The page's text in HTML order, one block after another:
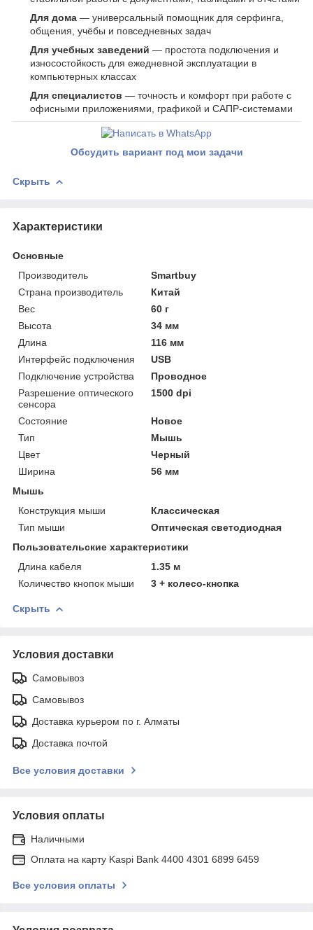
Для дома — универсальный помощник для серфинга,
общения, учёбы и повседневных задач
Для учебных заведений — простота подключения и
износостойкость для ежедневной эксплуатации в
компьютерных классах
Для специалистов — точность и комфорт при работе с
офисными приложениями, графикой и САПР-системами
Обсудить вариант под мои задачи
Скрыть
Характеристики
Основные
Производитель
Smartbuy
Страна производитель
Китай
Вес
60 г
Высота
34 мм
Длина
116 мм
Интерфейс подключения
USB
Подключение устройства
Проводное
Разрешение оптического
сенсора
1500 dpi
Состояние
Новое
Тип
Мышь
Цвет
Черный
Ширина
56 мм
Мышь
Конструкция мыши
Классическая
Тип мыши
Оптическая светодиодная
Пользовательские характеристики
Длина кабеля
1.35 м
Количество кнопок мыши
3 + колесо-кнопка
Скрыть
Условия доставки
Самовывоз
Самовывоз
Доставка курьером по г. Алматы
Доставка почтой
Все условия доставки
Условия оплаты
Наличными
Оплата на карту Kaspi Bank 4400 4301 6899 6459
Все условия оплаты